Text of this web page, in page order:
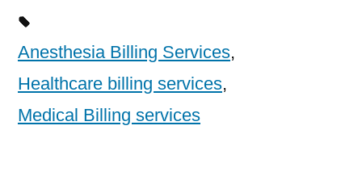
Anesthesia Billing Services,
Healthcare billing services,
Medical Billing services